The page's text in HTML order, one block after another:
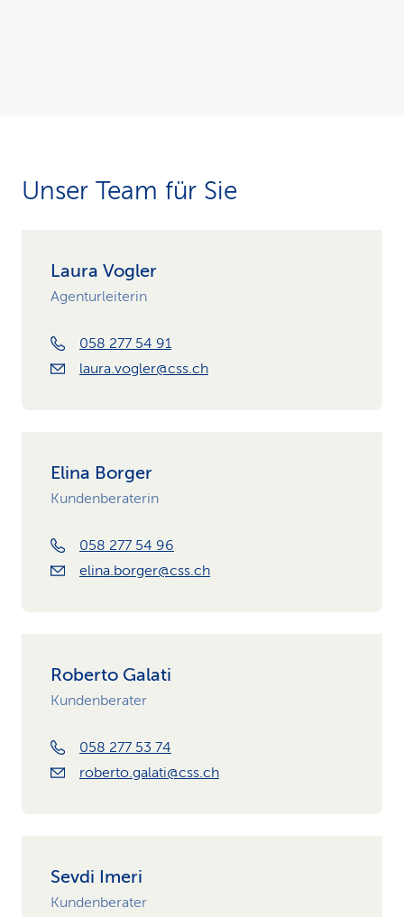
Unser Team für Sie
Laura Vogler
Agenturleiterin
058 277 54 91
laura.vogler@css.ch
Elina Borger
Kundenberaterin
058 277 54 96
elina.borger@css.ch
Roberto Galati
Kundenberater
058 277 53 74
roberto.galati@css.ch
Sevdi Imeri
Kundenberater